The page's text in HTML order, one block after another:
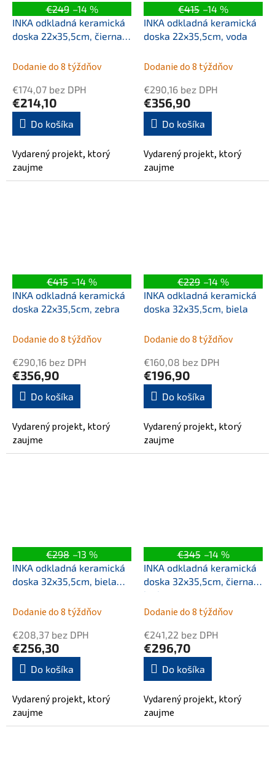
€249 –14 %
INKA odkladná keramická
doska 22x35,5cm, čierna
Dodanie do 8 týždňov
€174,07 bez DPH
€214,10
Do košíka
Vydarený projekt, ktorý
zaujme
€415 –14 %
INKA odkladná keramická
doska 22x35,5cm, voda
Dodanie do 8 týždňov
€290,16 bez DPH
€356,90
Do košíka
Vydarený projekt, ktorý
zaujme
€415 –14 %
INKA odkladná keramická
doska 22x35,5cm, zebra
Dodanie do 8 týždňov
€290,16 bez DPH
€356,90
Do košíka
Vydarený projekt, ktorý
zaujme
€229 –14 %
INKA odkladná keramická
doska 32x35,5cm, biela
Dodanie do 8 týždňov
€160,08 bez DPH
€196,90
Do košíka
Vydarený projekt, ktorý
zaujme
€298 –13 %
INKA odkladná keramická
doska 32x35,5cm, biela
Dodanie do 8 týždňov
€208,37 bez DPH
€256,30
Do košíka
Vydarený projekt, ktorý
zaujme
€345 –14 %
INKA odkladná keramická
doska 32x35,5cm, čierna
lesk
Dodanie do 8 týždňov
€241,22 bez DPH
€296,70
Do košíka
Vydarený projekt, ktorý
zaujme